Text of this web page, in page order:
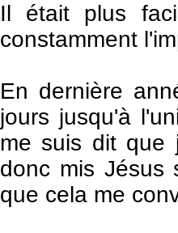
Il était plus
constamment
En dernière
jours jusqu'à
me suis dit que
donc mis Jésus
que cela me